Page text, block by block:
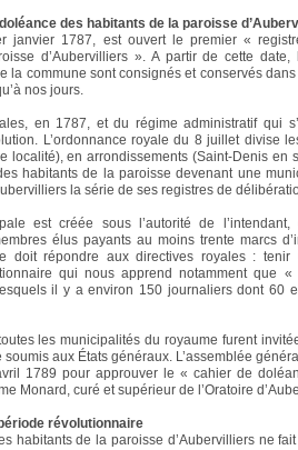
des habitants de la paroisse
janvier 1787, est ouvert le premier «
d’Aubervilliers ». A partir de cette date,
la commune sont consignés et conservés
nos jours.
en 1787, et du régime administratif qui
L’ordonnance royale du 8 juillet divise
localité), en arrondissements (Saint-Denis en
habitants de la paroisse devenant une
la série de ses registres de
est créée sous l’autorité de
élus payants au moins trente marcs
doit répondre aux directives royales :
qui nous apprend notamment que «
il y a environ 150 journaliers dont 60
les municipalités du royaume furent
aux États généraux. L’assemblée
1789 pour approuver le « cahier de
Monard, curé et supérieur de l’Oratoire
révolutionnaire
habitants de la paroisse d’Aubervilliers ne